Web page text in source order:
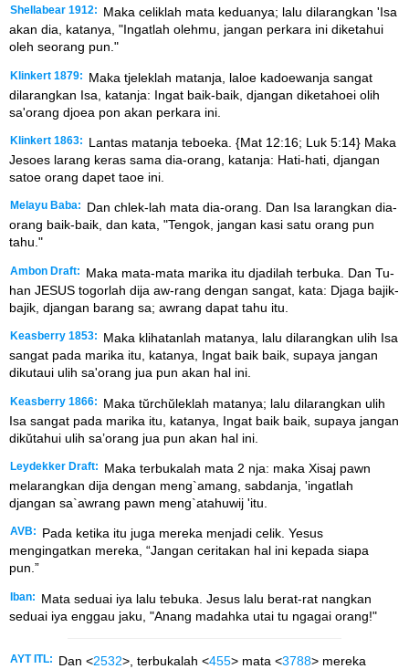
Shellabear 1912:
Maka celiklah mata keduanya; lalu dilarangkan 'Isa
akan dia, katanya, "Ingatlah olehmu, jangan perkara ini diketahui
oleh seorang pun."
Klinkert 1879:
Maka tjeleklah matanja, laloe kadoewanja sangat
dilarangkan Isa, katanja: Ingat baik-baik, djangan diketahoei olih
sa'orang djoea pon akan perkara ini.
Klinkert 1863:
Lantas matanja teboeka. {Mat 12:16; Luk 5:14} Maka
Jesoes larang keras sama dia-orang, katanja: Hati-hati, djangan
satoe orang dapet taoe ini.
Melayu Baba:
Dan chlek-lah mata dia-orang. Dan Isa larangkan dia-
orang baik-baik, dan kata, "Tengok, jangan kasi satu orang pun
tahu."
Ambon Draft:
Maka mata-mata marika itu djadilah terbuka. Dan Tu-
han JESUS togorlah dija aw-rang dengan sangat, kata: Djaga bajik-
bajik, djangan barang sa; awrang dapat tahu itu.
Keasberry 1853:
Maka klihatanlah matanya, lalu dilarangkan ulih Isa
sangat pada marika itu, katanya, Ingat baik baik, supaya jangan
dikutaui ulih sa'orang jua pun akan hal ini.
Keasberry 1866:
Maka tŭrchŭleklah matanya; lalu dilarangkan ulih
Isa sangat pada marika itu, katanya, Ingat baik baik, supaya jangan
dikŭtahui ulih sa’orang jua pun akan hal ini.
Leydekker Draft:
Maka terbukalah mata 2 nja: maka Xisaj pawn
melarangkan dija dengan meng`amang, sabdanja, 'ingatlah
djangan sa`awrang pawn meng`atahuwij 'itu.
AVB:
Pada ketika itu juga mereka menjadi celik. Yesus
mengingatkan mereka, “Jangan ceritakan hal ini kepada siapa
pun.”
Iban:
Mata seduai iya lalu tebuka. Jesus lalu berat-rat nangkan
seduai iya enggau jaku, "Anang madahka utai tu ngagai orang!"
AYT ITL: Dan <2532>, terbukalah <455> mata <3788> mereka